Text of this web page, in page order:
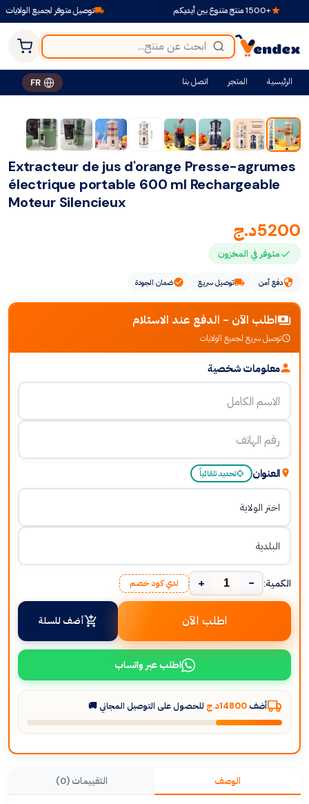
توصيل متوفر لجميع الولايات
الرئيسية المتجر اتصل بنا FR
Extracteur de jus d'orange Presse-agrumes
électrique portable 600 ml Rechargeable
Moteur Silencieux
5200د.ج
متوفر في المخزون
دفع آمن توصيل سريع ضمان الجودة
اطلب الآن - الدفع عند الاستلام
توصيل سريع لجميع الولايات
معلومات شخصية
العنوان تحديد تلقائياً
الكمية: −
+ لدي كود خصم
اطلب الآن أضف للسلة
اطلب عبر واتساب
أضف 14800د.ج للحصول على التوصيل المجاني 🚚
الوصف التقييمات (0)